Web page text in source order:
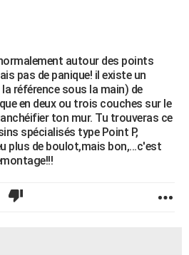
autour des points
pas de panique! il existe un
référence sous la main) de
en deux ou trois couches sur le
ton mur. Tu trouveras ce
spécialisés type Point P,
plus de boulot,mais bon,...c'est